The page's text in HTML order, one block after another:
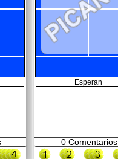
Esperan
0Comentarios